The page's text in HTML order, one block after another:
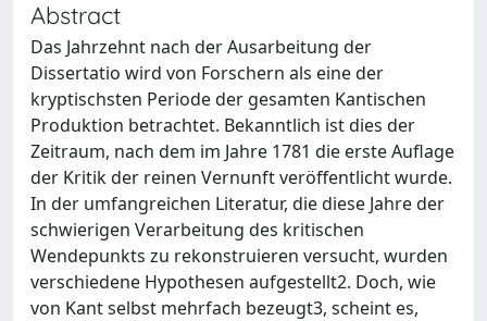
Abstract
Das Jahrzehnt nach der Ausarbeitung der
Dissertatio wird von Forschern als eine der
kryptischsten Periode der gesamten Kantischen
Produktion betrachtet. Bekanntlich ist dies der
Zeitraum, nach dem im Jahre 1781 die erste Auflage
der Kritik der reinen Vernunft veröffentlicht wurde.
In der umfangreichen Literatur, die diese Jahre der
schwierigen Verarbeitung des kritischen
Wendepunkts zu rekonstruieren versucht, wurden
verschiedene Hypothesen aufgestellt2. Doch, wie
von Kant selbst mehrfach bezeugt3, scheint es,